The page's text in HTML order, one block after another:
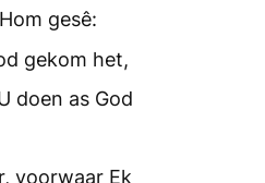
gesê:
gekom het,
doen as God
voorwaar Ek